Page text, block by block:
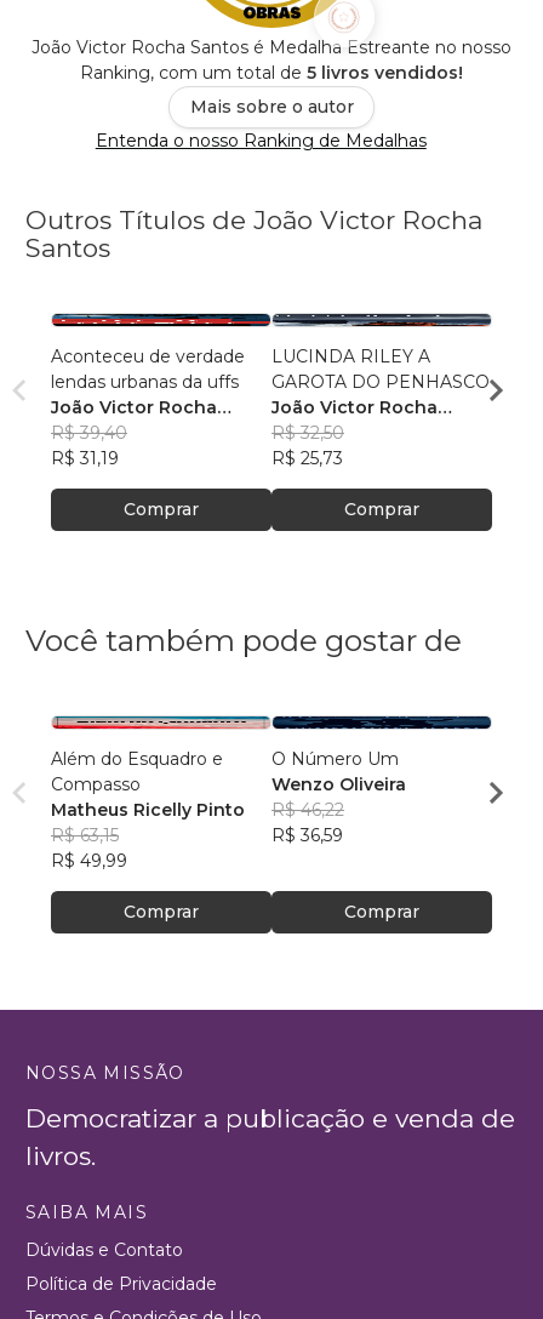
João Victor Rocha Santos é Medalha Estreante no nosso
Ranking, com um total de 5 livros vendidos!
Mais sobre o autor
Entenda o nosso Ranking de Medalhas
Outros Títulos de João Victor Rocha
Santos
Aconteceu de verdade
lendas urbanas da uffs
João Victor Rocha
Santos
R$ 39,40
R$ 31,19
Comprar
LUCINDA RILEY A
GAROTA DO PENHASCO
João Victor Rocha
Santos
R$ 32,50
R$ 25,73
Comprar
João
R$
Você também pode gostar de
Além do Esquadro e
Compasso
Matheus Ricelly Pinto
R$ 63,15
R$ 49,99
Comprar
O Número Um
Wenzo Oliveira
R$ 46,22
R$ 36,59
Comprar
NOSSA MISSÃO
Democratizar a publicação e venda de
livros.
SAIBA MAIS
Dúvidas e Contato
Política de Privacidade